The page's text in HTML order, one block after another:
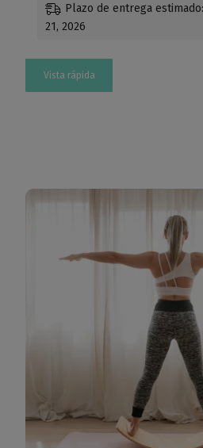
Plazo de entrega
21, 2026
Vista rápida